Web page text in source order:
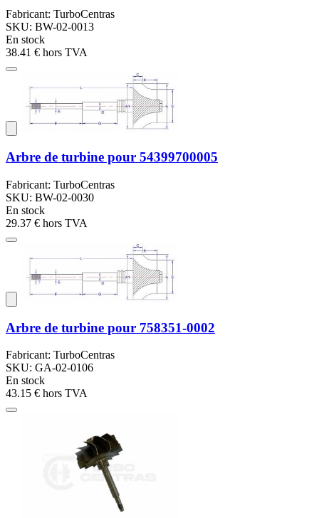
Fabricant: TurboCentras
SKU: BW-02-0013
En stock
38.41 € hors TVA
Arbre de turbine pour 54399700005
Fabricant: TurboCentras
SKU: BW-02-0030
En stock
29.37 € hors TVA
Arbre de turbine pour 758351-0002
Fabricant: TurboCentras
SKU: GA-02-0106
En stock
43.15 € hors TVA